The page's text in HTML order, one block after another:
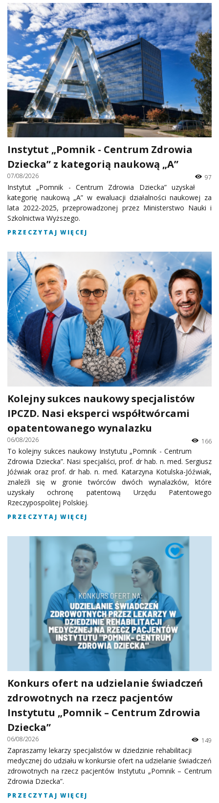
Instytut „Pomnik - Centrum Zdrowia
Dziecka” z kategorią naukową „A”
07/08/2026 97
Instytut „Pomnik - Centrum Zdrowia Dziecka” uzyskał
kategorię naukową „A” w ewaluacji działalności naukowej za
lata 2022-2025, przeprowadzonej przez Ministerstwo Nauki i
Szkolnictwa Wyższego.
PRZECZYTAJ WIĘCEJ
Kolejny sukces naukowy specjalistów
IPCZD. Nasi eksperci współtwórcami
opatentowanego wynalazku
06/08/2026 166
To kolejny sukces naukowy Instytutu „Pomnik - Centrum
Zdrowia Dziecka”. Nasi specjaliści, prof. dr hab. n. med. Sergiusz
Jóźwiak oraz prof. dr hab. n. med. Katarzyna Kotulska-Jóźwiak,
znaleźli się w gronie twórców dwóch wynalazków, które
uzyskały ochronę patentową Urzędu Patentowego
Rzeczypospolitej Polskiej.
PRZECZYTAJ WIĘCEJ
Konkurs ofert na udzielanie świadczeń
zdrowotnych na rzecz pacjentów
Instytutu „Pomnik – Centrum Zdrowia
Dziecka”
06/08/2026 149
Zapraszamy lekarzy specjalistów w dziedzinie rehabilitacji
medycznej do udziału w konkursie ofert na udzielanie świadczeń
zdrowotnych na rzecz pacjentów Instytutu „Pomnik – Centrum
Zdrowia Dziecka”.
PRZECZYTAJ WIĘCEJ